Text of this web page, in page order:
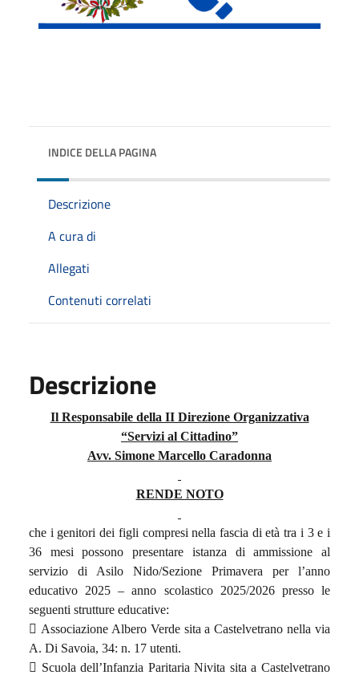
INDICE DELLA PAGINA
Descrizione
A cura di
Allegati
Contenuti correlati
Descrizione
Il Responsabile della II Direzione Organizzativa
“Servizi al Cittadino”
Avv. Simone Marcello Caradonna
RENDE NOTO
che i genitori dei figli compresi nella fascia di età tra i 3 e i
36 mesi possono presentare istanza di ammissione al
servizio di Asilo Nido/Sezione Primavera per l’anno
educativo 2025 – anno scolastico 2025/2026 presso le
seguenti strutture educative:
 Associazione Albero Verde sita a Castelvetrano nella via
A. Di Savoia, 34: n. 17 utenti.
 Scuola dell’Infanzia Paritaria Nivita sita a Castelvetrano